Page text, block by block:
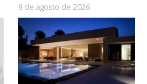
8 de agosto de 2026